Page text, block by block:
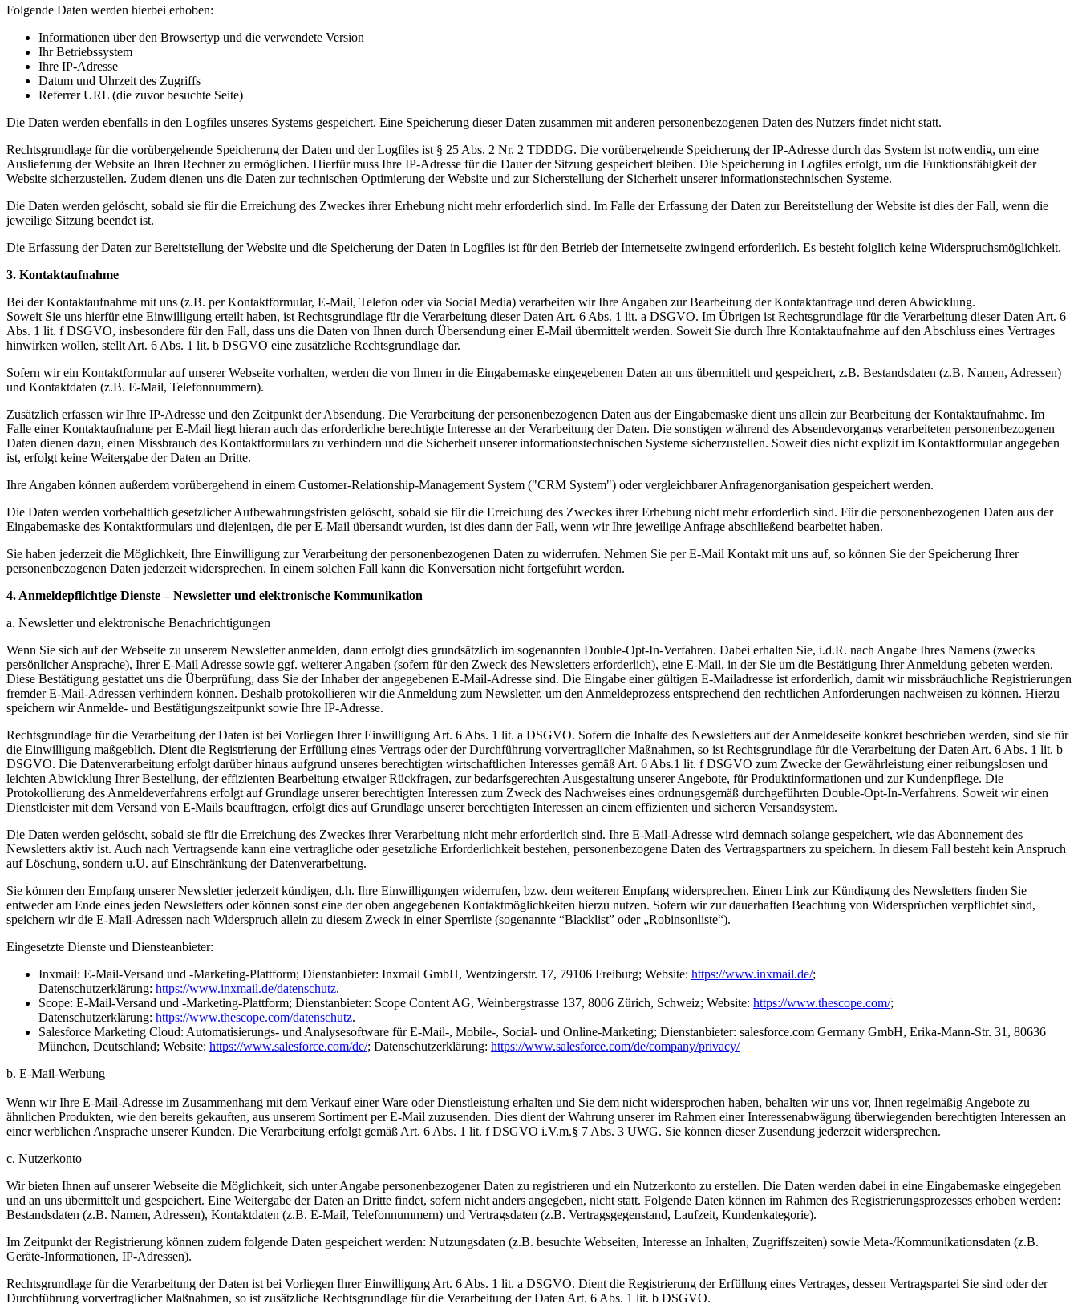
Folgende Daten werden hierbei erhoben:
Informationen über den Browsertyp und die verwendete Version
Ihr Betriebssystem
Ihre IP-Adresse
Datum und Uhrzeit des Zugriffs
Referrer URL (die zuvor besuchte Seite)
Die Daten werden ebenfalls in den Logfiles unseres Systems gespeichert. Eine Speicherung dieser Daten zusammen mit anderen personenbezogenen Daten des Nutzers findet nicht statt.
Rechtsgrundlage für die vorübergehende Speicherung der Daten und der Logfiles ist § 25 Abs. 2 Nr. 2 TDDDG. Die vorübergehende Speicherung der IP-Adresse durch das System ist notwendig, um eine
Auslieferung der Website an Ihren Rechner zu ermöglichen. Hierfür muss Ihre IP-Adresse für die Dauer der Sitzung gespeichert bleiben. Die Speicherung in Logfiles erfolgt, um die Funktionsfähigkeit der
Website sicherzustellen. Zudem dienen uns die Daten zur technischen Optimierung der Website und zur Sicherstellung der Sicherheit unserer informationstechnischen Systeme.
Die Daten werden gelöscht, sobald sie für die Erreichung des Zweckes ihrer Erhebung nicht mehr erforderlich sind. Im Falle der Erfassung der Daten zur Bereitstellung der Website ist dies der Fall, wenn die
jeweilige Sitzung beendet ist.
Die Erfassung der Daten zur Bereitstellung der Website und die Speicherung der Daten in Logfiles ist für den Betrieb der Internetseite zwingend erforderlich. Es besteht folglich keine Widerspruchsmöglichkeit.
3. Kontaktaufnahme
Bei der Kontaktaufnahme mit uns (z.B. per Kontaktformular, E-Mail, Telefon oder via Social Media) verarbeiten wir Ihre Angaben zur Bearbeitung der Kontaktanfrage und deren Abwicklung.
Soweit Sie uns hierfür eine Einwilligung erteilt haben, ist Rechtsgrundlage für die Verarbeitung dieser Daten Art. 6 Abs. 1 lit. a DSGVO. Im Übrigen ist Rechtsgrundlage für die Verarbeitung dieser Daten Art. 6
Abs. 1 lit. f DSGVO, insbesondere für den Fall, dass uns die Daten von Ihnen durch Übersendung einer E-Mail übermittelt werden. Soweit Sie durch Ihre Kontaktaufnahme auf den Abschluss eines Vertrages
hinwirken wollen, stellt Art. 6 Abs. 1 lit. b DSGVO eine zusätzliche Rechtsgrundlage dar.
Sofern wir ein Kontaktformular auf unserer Webseite vorhalten, werden die von Ihnen in die Eingabemaske eingegebenen Daten an uns übermittelt und gespeichert, z.B. Bestandsdaten (z.B. Namen, Adressen)
und Kontaktdaten (z.B. E-Mail, Telefonnummern).
Zusätzlich erfassen wir Ihre IP-Adresse und den Zeitpunkt der Absendung. Die Verarbeitung der personenbezogenen Daten aus der Eingabemaske dient uns allein zur Bearbeitung der Kontaktaufnahme. Im
Falle einer Kontaktaufnahme per E-Mail liegt hieran auch das erforderliche berechtigte Interesse an der Verarbeitung der Daten. Die sonstigen während des Absendevorgangs verarbeiteten personenbezogenen
Daten dienen dazu, einen Missbrauch des Kontaktformulars zu verhindern und die Sicherheit unserer informationstechnischen Systeme sicherzustellen. Soweit dies nicht explizit im Kontaktformular angegeben
ist, erfolgt keine Weitergabe der Daten an Dritte.
Ihre Angaben können außerdem vorübergehend in einem Customer-Relationship-Management System ("CRM System") oder vergleichbarer Anfragenorganisation gespeichert werden.
Die Daten werden vorbehaltlich gesetzlicher Aufbewahrungsfristen gelöscht, sobald sie für die Erreichung des Zweckes ihrer Erhebung nicht mehr erforderlich sind. Für die personenbezogenen Daten aus der
Eingabemaske des Kontaktformulars und diejenigen, die per E-Mail übersandt wurden, ist dies dann der Fall, wenn wir Ihre jeweilige Anfrage abschließend bearbeitet haben.
Sie haben jederzeit die Möglichkeit, Ihre Einwilligung zur Verarbeitung der personenbezogenen Daten zu widerrufen. Nehmen Sie per E-Mail Kontakt mit uns auf, so können Sie der Speicherung Ihrer
personenbezogenen Daten jederzeit widersprechen. In einem solchen Fall kann die Konversation nicht fortgeführt werden.
4. Anmeldepflichtige Dienste– Newsletter und elektronische Kommunikation
a. Newsletter und elektronische Benachrichtigungen
Wenn Sie sich auf der Webseite zu unserem Newsletter anmelden, dann erfolgt dies grundsätzlich im sogenannten Double-Opt-In-Verfahren. Dabei erhalten Sie, i.d.R. nach Angabe Ihres Namens (zwecks
persönlicher Ansprache), Ihrer E-Mail Adresse sowie ggf. weiterer Angaben (sofern für den Zweck des Newsletters erforderlich), eine E-Mail, in der Sie um die Bestätigung Ihrer Anmeldung gebeten werden.
Diese Bestätigung gestattet uns die Überprüfung, dass Sie der Inhaber der angegebenen E-Mail-Adresse sind. Die Eingabe einer gültigen E-Mailadresse ist erforderlich, damit wir missbräuchliche Registrierungen
fremder E-Mail-Adressen verhindern können. Deshalb protokollieren wir die Anmeldung zum Newsletter, um den Anmeldeprozess entsprechend den rechtlichen Anforderungen nachweisen zu können. Hierzu
speichern wir Anmelde- und Bestätigungszeitpunkt sowie Ihre IP-Adresse.
Rechtsgrundlage für die Verarbeitung der Daten ist bei Vorliegen Ihrer Einwilligung Art. 6 Abs. 1 lit. a DSGVO. Sofern die Inhalte des Newsletters auf der Anmeldeseite konkret beschrieben werden, sind sie für
die Einwilligung maßgeblich. Dient die Registrierung der Erfüllung eines Vertrags oder der Durchführung vorvertraglicher Maßnahmen, so ist Rechtsgrundlage für die Verarbeitung der Daten Art. 6 Abs. 1 lit. b
DSGVO. Die Datenverarbeitung erfolgt darüber hinaus aufgrund unseres berechtigten wirtschaftlichen Interesses gemäß Art. 6 Abs.1 lit. f DSGVO zum Zwecke der Gewährleistung einer reibungslosen und
leichten Abwicklung Ihrer Bestellung, der effizienten Bearbeitung etwaiger Rückfragen, zur bedarfsgerechten Ausgestaltung unserer Angebote, für Produktinformationen und zur Kundenpflege. Die
Protokollierung des Anmeldeverfahrens erfolgt auf Grundlage unserer berechtigten Interessen zum Zweck des Nachweises eines ordnungsgemäß durchgeführten Double-Opt-In-Verfahrens. Soweit wir einen
Dienstleister mit dem Versand von E-Mails beauftragen, erfolgt dies auf Grundlage unserer berechtigten Interessen an einem effizienten und sicheren Versandsystem.
Die Daten werden gelöscht, sobald sie für die Erreichung des Zweckes ihrer Verarbeitung nicht mehr erforderlich sind. Ihre E-Mail-Adresse wird demnach solange gespeichert, wie das Abonnement des
Newsletters aktiv ist. Auch nach Vertragsende kann eine vertragliche oder gesetzliche Erforderlichkeit bestehen, personenbezogene Daten des Vertragspartners zu speichern. In diesem Fall besteht kein Anspruch
auf Löschung, sondern u.U. auf Einschränkung der Datenverarbeitung.
Sie können den Empfang unserer Newsletter jederzeit kündigen, d.h. Ihre Einwilligungen widerrufen, bzw. dem weiteren Empfang widersprechen. Einen Link zur Kündigung des Newsletters finden Sie
entweder am Ende eines jeden Newsletters oder können sonst eine der oben angegebenen Kontaktmöglichkeiten hierzu nutzen. Sofern wir zur dauerhaften Beachtung von Widersprüchen verpflichtet sind,
speichern wir die E-Mail-Adressen nach Widerspruch allein zu diesem Zweck in einer Sperrliste (sogenannte “Blacklist” oder „Robinsonliste“).
Eingesetzte Dienste und Diensteanbieter:
Inxmail: E-Mail-Versand und -Marketing-Plattform; Dienstanbieter: Inxmail GmbH, Wentzingerstr. 17, 79106 Freiburg; Website: https://www.inxmail.de/;
Datenschutzerklärung: https://www.inxmail.de/datenschutz.
Scope: E-Mail-Versand und -Marketing-Plattform; Dienstanbieter: Scope Content AG, Weinbergstrasse 137, 8006 Zürich, Schweiz; Website: https://www.thescope.com/;
Datenschutzerklärung: https://www.thescope.com/datenschutz.
Salesforce Marketing Cloud: Automatisierungs- und Analysesoftware für E-Mail-, Mobile-, Social- und Online-Marketing; Dienstanbieter: salesforce.com Germany GmbH, Erika-Mann-Str. 31, 80636
München, Deutschland; Website: https://www.salesforce.com/de/; Datenschutzerklärung: https://www.salesforce.com/de/company/privacy/
b. E-Mail-Werbung
Wenn wir Ihre E-Mail-Adresse im Zusammenhang mit dem Verkauf einer Ware oder Dienstleistung erhalten und Sie dem nicht widersprochen haben, behalten wir uns vor, Ihnen regelmäßig Angebote zu
ähnlichen Produkten, wie den bereits gekauften, aus unserem Sortiment per E-Mail zuzusenden. Dies dient der Wahrung unserer im Rahmen einer Interessenabwägung überwiegenden berechtigten Interessen an
einer werblichen Ansprache unserer Kunden. Die Verarbeitung erfolgt gemäß Art. 6 Abs. 1 lit. f DSGVO i.V.m.§ 7 Abs. 3 UWG. Sie können dieser Zusendung jederzeit widersprechen.
c. Nutzerkonto
Wir bieten Ihnen auf unserer Webseite die Möglichkeit, sich unter Angabe personenbezogener Daten zu registrieren und ein Nutzerkonto zu erstellen. Die Daten werden dabei in eine Eingabemaske eingegeben
und an uns übermittelt und gespeichert. Eine Weitergabe der Daten an Dritte findet, sofern nicht anders angegeben, nicht statt. Folgende Daten können im Rahmen des Registrierungsprozesses erhoben werden:
Bestandsdaten (z.B. Namen, Adressen), Kontaktdaten (z.B. E-Mail, Telefonnummern) und Vertragsdaten (z.B. Vertragsgegenstand, Laufzeit, Kundenkategorie).
Im Zeitpunkt der Registrierung können zudem folgende Daten gespeichert werden: Nutzungsdaten (z.B. besuchte Webseiten, Interesse an Inhalten, Zugriffszeiten) sowie Meta-/Kommunikationsdaten (z.B.
Geräte-Informationen, IP-Adressen).
Rechtsgrundlage für die Verarbeitung der Daten ist bei Vorliegen Ihrer Einwilligung Art. 6 Abs. 1 lit. a DSGVO. Dient die Registrierung der Erfüllung eines Vertrages, dessen Vertragspartei Sie sind oder der
Durchführung vorvertraglicher Maßnahmen, so ist zusätzliche Rechtsgrundlage für die Verarbeitung der Daten Art. 6 Abs. 1 lit. b DSGVO.